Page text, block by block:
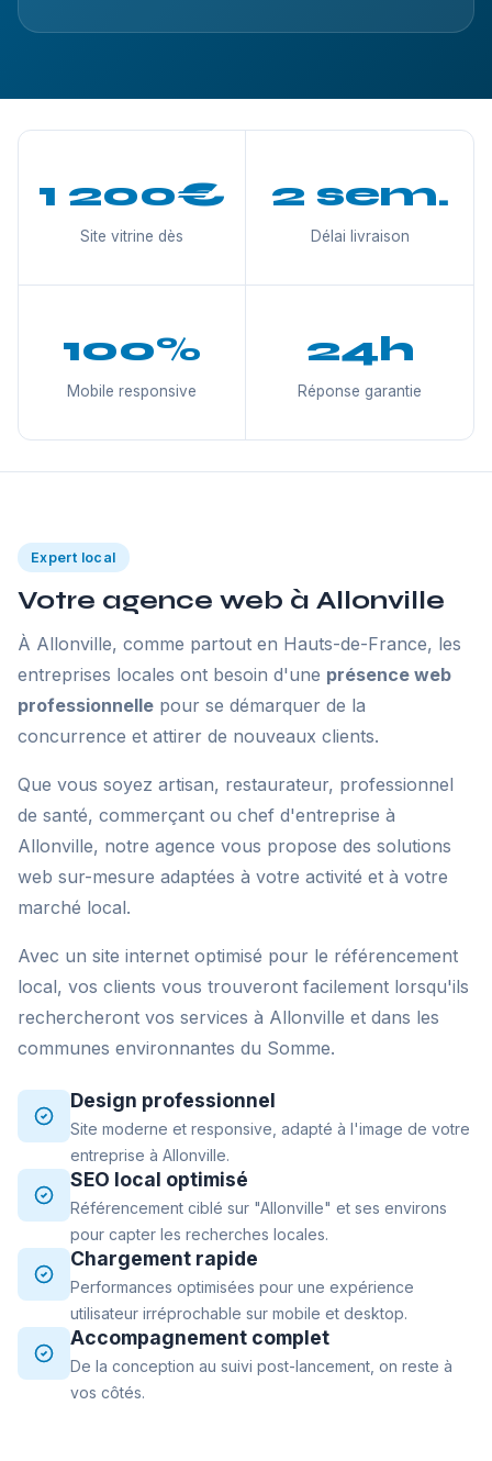
1 200€
Site vitrine dès
2 sem.
Délai livraison
100%
Mobile responsive
24h
Réponse garantie
Expert local
Votre agence web à Allonville
À Allonville, comme partout en Hauts-de-France, les
entreprises locales ont besoin d'une présence web
professionnelle pour se démarquer de la
concurrence et attirer de nouveaux clients.
Que vous soyez artisan, restaurateur, professionnel
de santé, commerçant ou chef d'entreprise à
Allonville, notre agence vous propose des solutions
web sur-mesure adaptées à votre activité et à votre
marché local.
Avec un site internet optimisé pour le référencement
local, vos clients vous trouveront facilement lorsqu'ils
rechercheront vos services à Allonville et dans les
communes environnantes du Somme.
Design professionnel
Site moderne et responsive, adapté à l'image de votre
entreprise à Allonville.
SEO local optimisé
Référencement ciblé sur "Allonville" et ses environs
pour capter les recherches locales.
Chargement rapide
Performances optimisées pour une expérience
utilisateur irréprochable sur mobile et desktop.
Accompagnement complet
De la conception au suivi post-lancement, on reste à
vos côtés.